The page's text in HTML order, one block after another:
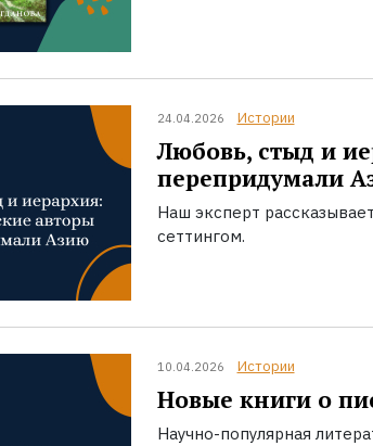
24.04.2026 Истории
Любовь, стыд и
перепридумали
Наш эксперт
сеттингом.
10.04.2026 Истории
Новые книги о
Научно-популярная